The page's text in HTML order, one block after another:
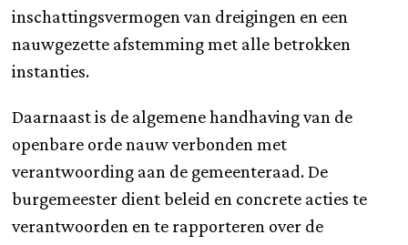
inschattingsvermogen van dreigingen en een
nauwgezette afstemming met alle betrokken
instanties.
Daarnaast is de algemene handhaving van de
openbare orde nauw verbonden met
verantwoording aan de gemeenteraad. De
burgemeester dient beleid en concrete acties te
verantwoorden en te rapporteren over de